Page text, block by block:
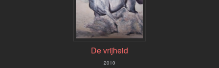
De vrijheid
2010